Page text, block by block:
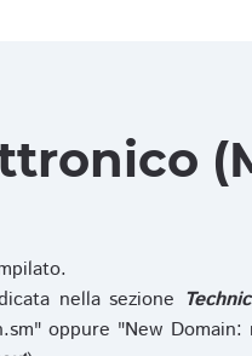
nella sezione
oppure "New Domain: